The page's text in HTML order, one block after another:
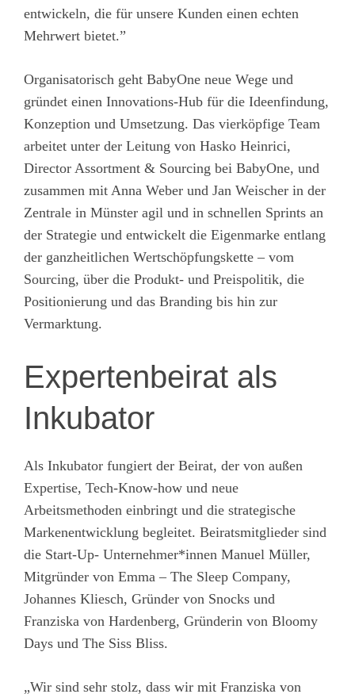
entwickeln, die für unsere Kunden einen echten
Mehrwert bietet.”
Organisatorisch geht BabyOne neue Wege und
gründet einen Innovations-Hub für die Ideenfindung,
Konzeption und Umsetzung. Das vierköpfige Team
arbeitet unter der Leitung von Hasko Heinrici,
Director Assortment & Sourcing bei BabyOne, und
zusammen mit Anna Weber und Jan Weischer in der
Zentrale in Münster agil und in schnellen Sprints an
der Strategie und entwickelt die Eigenmarke entlang
der ganzheitlichen Wertschöpfungskette – vom
Sourcing, über die Produkt- und Preispolitik, die
Positionierung und das Branding bis hin zur
Vermarktung.
Expertenbeirat als
Inkubator
Als Inkubator fungiert der Beirat, der von außen
Expertise, Tech-Know-how und neue
Arbeitsmethoden einbringt und die strategische
Markenentwicklung begleitet. Beiratsmitglieder sind
die Start-Up- Unternehmer*innen Manuel Müller,
Mitgründer von Emma – The Sleep Company,
Johannes Kliesch, Gründer von Snocks und
Franziska von Hardenberg, Gründerin von Bloomy
Days und The Siss Bliss.
„Wir sind sehr stolz, dass wir mit Franziska von